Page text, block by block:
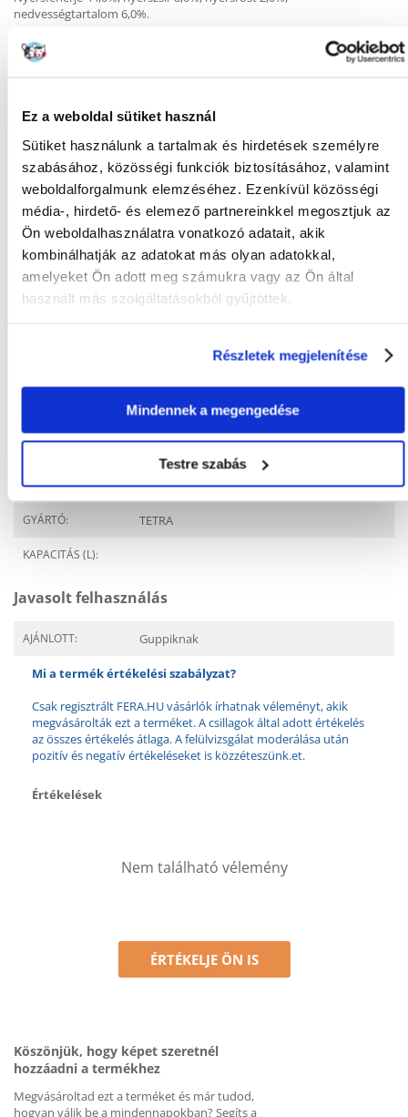
Ez a weboldal sütiket használ
Sütiket használunk a tartalmak és hirdetések személyre
szabásához, közösségi funkciók biztosításához, valamint
weboldalforgalmunk elemzéséhez. Ezenkívül közösségi
média-, hirdető- és elemező partnereinkkel megosztjuk az
Ön weboldalhasználatra vonatkozó adatait, akik
kombinálhatják az adatokat más olyan adatokkal,
amelyeket Ön adott meg számukra vagy az Ön által
használt más szolgáltatásokból gyűjtöttek.
Részletek megjelenítése
Mindennek a megengedése
Testre szabás
nedvességtartalom 6,0%.
Adalékanyagok
monohidrát) 19 mg/kg, vas (vas(II)-szulfát-monohidrát) 13 mg/kg.
KÉRDEZZ TŐLÜNK!
Gyakori Kérdések (GYIK)
Tulajdonságok
CSOMAG SÚLYA
0.04
TERMÉKCSALÁD: TETRA Guppy Colour
GYÁRTÓ: TETRA
KAPACITÁS (L):
Javasolt felhasználás
AJÁNLOTT: Guppiknak
Mi a termék értékelési szabályzat?
Csak regisztrált FERA.HU vásárlók írhatnak véleményt, akik
megvásárolták ezt a terméket. A csillagok által adott értékelés
az összes értékelés átlaga. A felülvizsgálat moderálása után
pozitív és negatív értékeléseket is közzéteszünk.et.
Értékelések
Nem található vélemény
ÉRTÉKELJE ÖN IS
Köszönjük, hogy képet szeretnél
hozzáadni a termékhez
Megvásároltad ezt a terméket és már tudod,
hogyan válik be a mindennapokban? Segíts a